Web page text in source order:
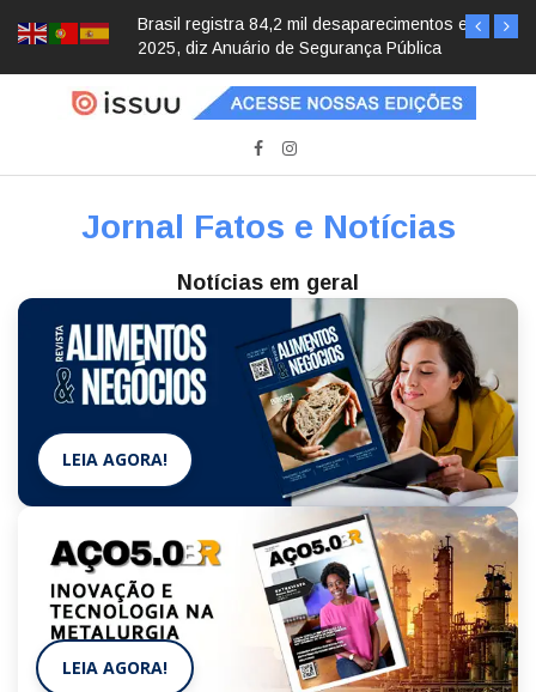
Brasil registra 84,2 mil desaparecimentos em
2025, diz Anuário de Segurança Pública
Jornal Fatos e Notícias
Notícias em geral
LEIA AGORA!
LEIA AGORA!